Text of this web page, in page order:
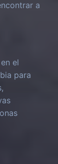
a
el
para